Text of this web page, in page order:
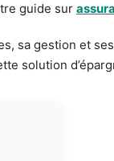
guide sur
sa gestion et
solution